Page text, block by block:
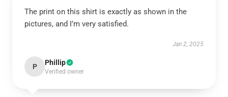
The print on this shirt is exactly as shown in the
pictures, and I’m very satisfied.
Jan 2, 2025
P Phillip
Verified owner